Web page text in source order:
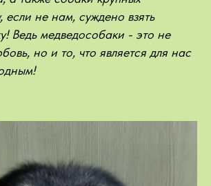
если не нам, суждено взять
Ведь медведособаки - это не
но и то, что является для нас